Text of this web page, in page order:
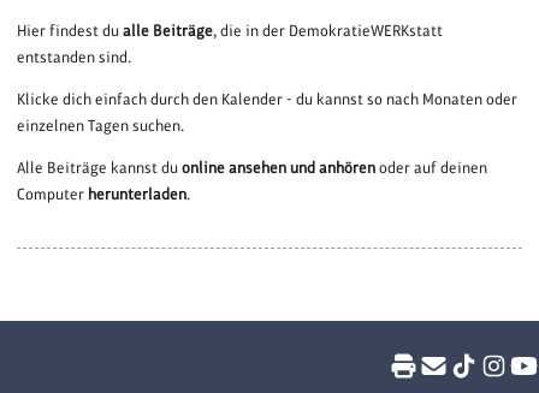
Hier findest dualle Beiträge, die in der DemokratieWERKstatt
entstanden sind.
Klicke dich einfach durch den Kalender - du kannst so nach Monaten oder
einzelnen Tagen suchen.
Alle Beiträge kannst duonline ansehen und anhören oder auf deinen
Computer herunterladen.